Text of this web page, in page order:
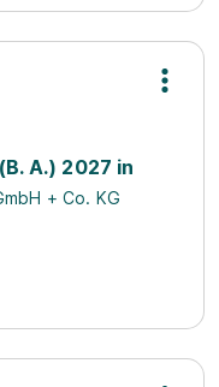
A.) 2027 in
+ Co. KG